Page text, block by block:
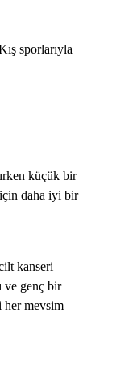
sporlarıyla
küçük bir
daha iyi bir
kanseri
ve genç bir
her mevsim